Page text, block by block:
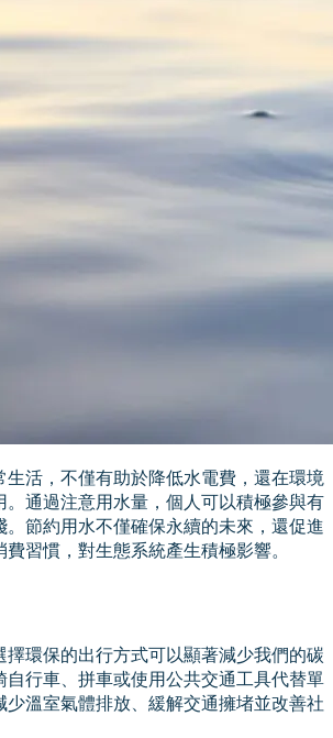
生活，不僅有助於降低水電費，還在環境
。通過注意用水量，個人可以積極參與有
。節約用水不僅確保永續的未來，還促進
習慣，對生態系統產生積極影響。
擇環保的出行方式可以顯著減少我們的碳
自行車、拼車或使用公共交通工具代替單
少溫室氣體排放、緩解交通擁堵並改善社